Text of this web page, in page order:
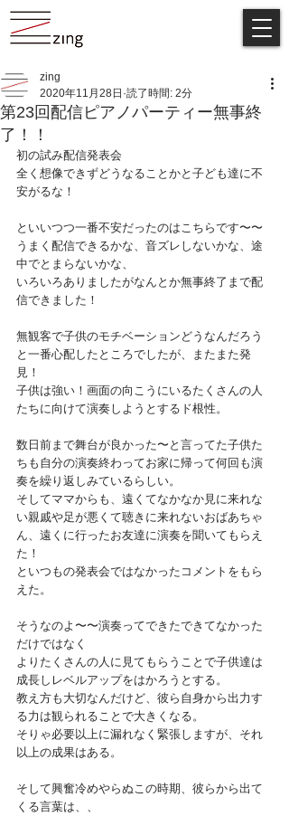
第23回配信ピアノパーティー無事終
了！！
zing
2020年11月28日 読了時間: 2分
初の試み配信発表会
全く想像できずどうなることかと子ども達に不
安がるな！
といいつつ一番不安だったのはこちらです〜〜
うまく配信できるかな、音ズレしないかな、途
中でとまらないかな、
いろいろありましたがなんとか無事終了まで配
信できました！
無観客で子供のモチベーションどうなんだろう
と一番心配したところでしたが、またまた発
見！
子供は強い！画面の向こうにいるたくさんの人
たちに向けて演奏しようとするド根性。
数日前まで舞台が良かった〜と言ってた子供た
ちも自分の演奏終わってお家に帰って何回も演
奏を繰り返しみているらしい。
そしてママからも、遠くてなかなか見に来れな
い親戚や足が悪くて聴きに来れないおばあちゃ
ん、遠くに行ったお友達に演奏を聞いてもらえ
た！
といつもの発表会ではなかったコメントをもら
えた。
そうなのよ〜〜演奏ってできたできてなかった
だけではなく
よりたくさんの人に見てもらうことで子供達は
成長しレベルアップをはかろうとする。
教え方も大切なんだけど、彼ら自身から出力す
る力は観られることで大きくなる。
そりゃ必要以上に漏れなく緊張しますが、それ
以上の成果はある。
そして興奮冷めやらぬこの時期、彼らから出て
くる言葉は、、